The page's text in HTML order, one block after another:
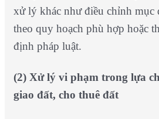
xử lý khác như điều chỉnh mục
theo quy hoạch phù hợp hoặc
định pháp luật.
(2) Xử lý vi phạm trong lựa
giao đất, cho thuê đất